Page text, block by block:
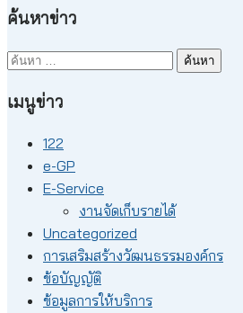
ค้นหาข่าว
ค้นหา
เมนูข่าว
122
e-GP
E-Service
งานจัดเก็บรายได้
Uncategorized
การเสริมสร้างวัฒนธรรมองค์กร
ข้อบัญญัติ
ข้อมูลการให้บริการ